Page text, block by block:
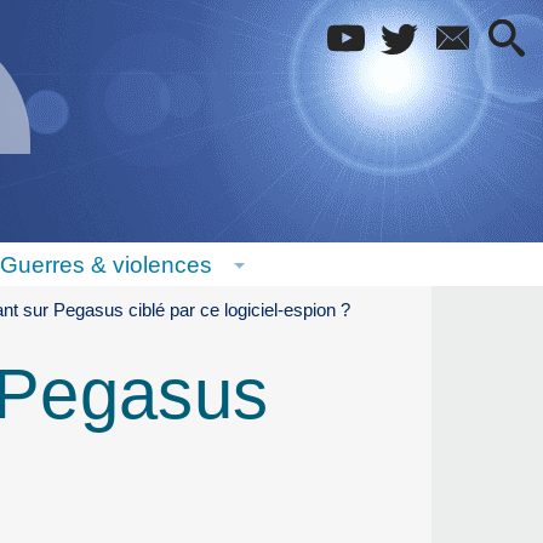
Guerres & violences
sur Pegasus ciblé par ce logiciel-espion ?